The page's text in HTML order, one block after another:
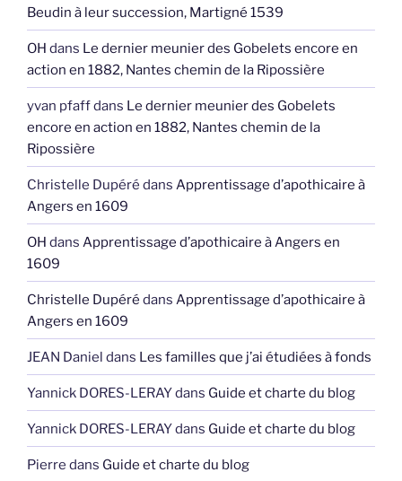
Beudin à leur succession, Martigné 1539
OH dans Le dernier meunier des Gobelets encore en
action en 1882, Nantes chemin de la Ripossière
yvan pfaffdans Le dernier meunier des Gobelets
encore en action en 1882, Nantes chemin de la
Ripossière
Christelle Dupéré dans Apprentissage d’apothicaire à
Angers en 1609
OH dans Apprentissage d’apothicaire à Angers en
1609
Christelle Dupéré dans Apprentissage d’apothicaire à
Angers en 1609
JEAN Daniel dans Les familles que j’ai étudiées à fonds
Yannick DORES-LERAYdans Guide et charte du blog
Yannick DORES-LERAYdans Guide et charte du blog
Pierre dans Guide et charte du blog